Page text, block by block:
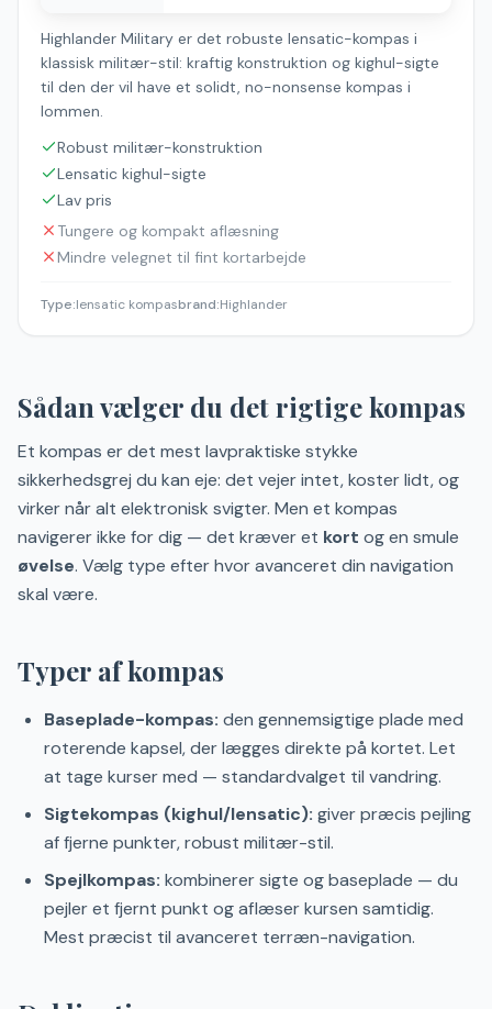
Highlander Military er det robuste lensatic-kompas i
klassisk militær-stil: kraftig konstruktion og kighul-sigte
til den der vil have et solidt, no-nonsense kompas i
lommen.
Robust militær-konstruktion
Lensatic kighul-sigte
Lav pris
Tungere og kompakt aflæsning
Mindre velegnet til fint kortarbejde
Type:lensatic kompasbrand:Highlander
Sådan vælger du det rigtige kompas
Et kompas er det mest lavpraktiske stykke
sikkerhedsgrej du kan eje: det vejer intet, koster lidt, og
virker når alt elektronisk svigter. Men et kompas
navigerer ikke for dig — det kræver et kort og en smule
øvelse. Vælg type efter hvor avanceret din navigation
skal være.
Typer af kompas
Baseplade-kompas: den gennemsigtige plade med
roterende kapsel, der lægges direkte på kortet. Let
at tage kurser med — standardvalget til vandring.
Sigtekompas (kighul/lensatic): giver præcis pejling
af fjerne punkter, robust militær-stil.
Spejlkompas: kombinerer sigte og baseplade — du
pejler et fjernt punkt og aflæser kursen samtidig.
Mest præcist til avanceret terræn-navigation.